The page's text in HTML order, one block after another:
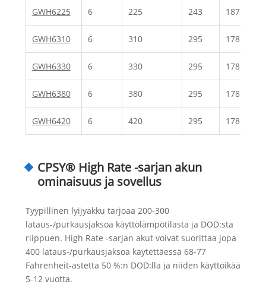
GWH6225 6 225 243 187
GWH6310 6 310 295 178
GWH6330 6 330 295 178
GWH6380 6 380 295 178
GWH6420 6 420 295 178
CPSY® High Rate -sarjan akun
ominaisuus ja sovellus
Tyypillinen lyijyakku tarjoaa 200-300
lataus-/purkausjaksoa käyttölämpötilasta ja DOD:sta
riippuen. High Rate -sarjan akut voivat suorittaa jopa
400 lataus-/purkausjaksoa käytettäessä 68-77
Fahrenheit-astetta 50 %:n DOD:lla ja niiden käyttöikää
5-12 vuotta.